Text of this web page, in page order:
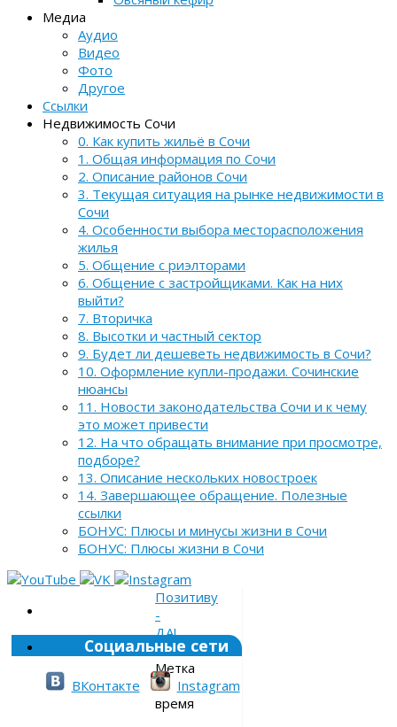
Медиа
Аудио
Видео
Фото
Другое
Ссылки
Недвижимость Сочи
0. Как купить жильё в Сочи
1. Общая информация по Сочи
2. Описание районов Сочи
3. Текущая ситуация на рынке недвижимости в
Сочи
4. Особенности выбора месторасположения
жилья
5. Общение с риэлторами
6. Общение с застройщиками. Как на них
выйти?
7. Вторичка
8. Высотки и частный сектор
9. Будет ли дешеветь недвижимость в Сочи?
10. Оформление купли-продажи. Сочинские
нюансы
11. Новости законодательства Сочи и к чему
это может привести
12. На что обращать внимание при просмотре,
подборе?
13. Описание нескольких новостроек
14. Завершающее обращение. Полезные
ссылки
БОНУС: Плюсы и минусы жизни в Сочи
БОНУС: Плюсы жизни в Сочи
Позитиву
-
ДА!
»
Метка
»
время
Социальные сети
ВКонтакте Instagram